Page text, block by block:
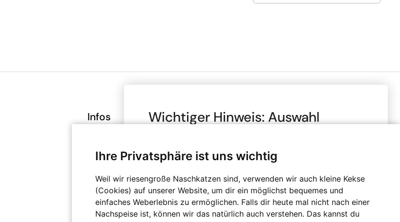
Ihre Privatsphäre ist uns wichtig
Weil wir riesengroße Naschkatzen sind, verwenden wir auch kleine Kekse
(Cookies) auf unserer Website, um dir ein möglichst bequemes und
einfaches Weberlebnis zu ermöglichen. Falls dir heute mal nicht nach einer
Nachspeise ist, können wir das natürlich auch verstehen. Das kannst du
Infos
Datenschutz
Versand
Widerrufsrecht
Zahlungsmethoden
Wichtiger Hinweis: Auswahl
Bitte beachte, dass alle Preise in unserem Online-Shop je nach
deinen Angaben mit oder ohne Mehrwertsteuer (MwSt.)
angegeben sind. Die Mehrwertsteuer wird erst im Checkout-
Bereich berechnet. Bitte wähle, ob du den Shop gewerblich oder
privat nutzt und bestätige, dass du diese Information zur
Kenntnis genommen hast.